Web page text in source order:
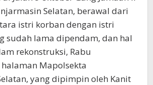
Selatan, berawal dari
istri korban dengan istri
sudah lama dipendam, dan hal
rekonstruksi, Rabu
Mapolsekta
yang dipimpin oleh Kanit